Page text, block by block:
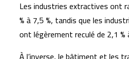
Les industries extractives ont
% à 7,5 %, tandis que les
ont légèrement reculé de 2,1 %